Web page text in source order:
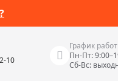
10
График
Пн-Пт:
Сб-Вс: